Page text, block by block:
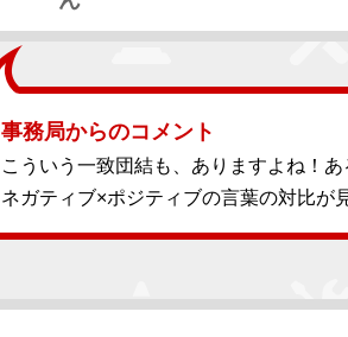
事務局からのコメント
こういう一致団結も、ありますよね！
ネガティブ×ポジティブの言葉の対比が